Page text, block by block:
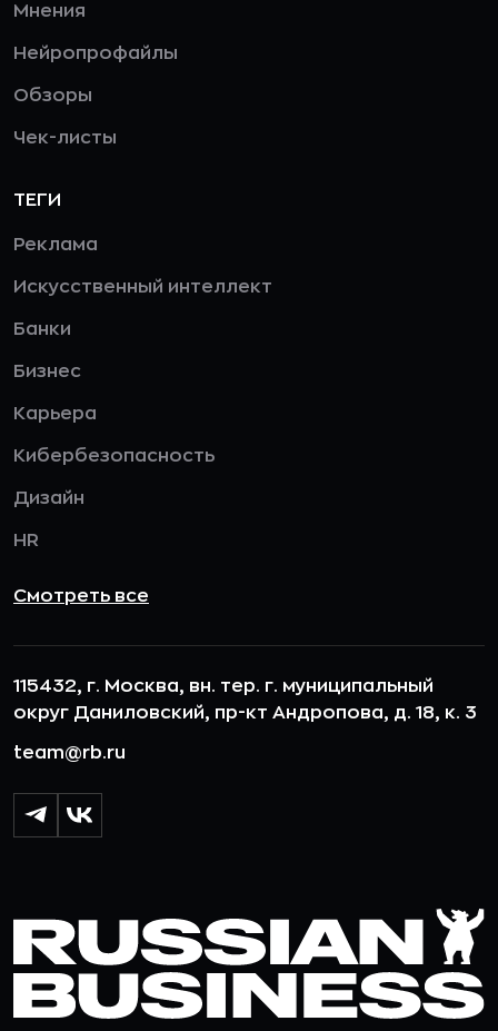
Мнения
Нейропрофайлы
Обзоры
Чек-листы
ТЕГИ
Реклама
Искусственный интеллект
Банки
Бизнес
Карьера
Кибербезопасность
Дизайн
HR
Смотреть все
115432, г. Москва, вн. тер. г. муниципальный
округ Даниловский, пр-кт Андропова, д. 18, к. 3
team@rb.ru